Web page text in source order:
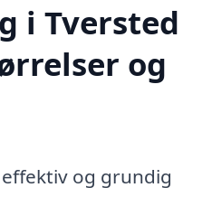
i Tversted
og
og grundig